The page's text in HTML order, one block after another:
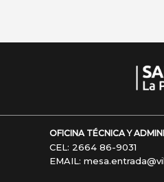
OFICINA TÉCNICA Y
CEL: 2664 86-9031
EMAIL: